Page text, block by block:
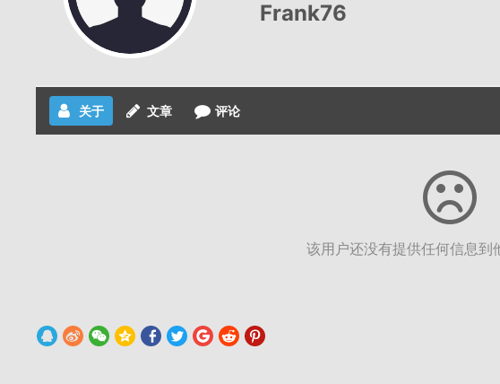
Frank76
关于 文章 评论
该用户还没有提供任何信息到